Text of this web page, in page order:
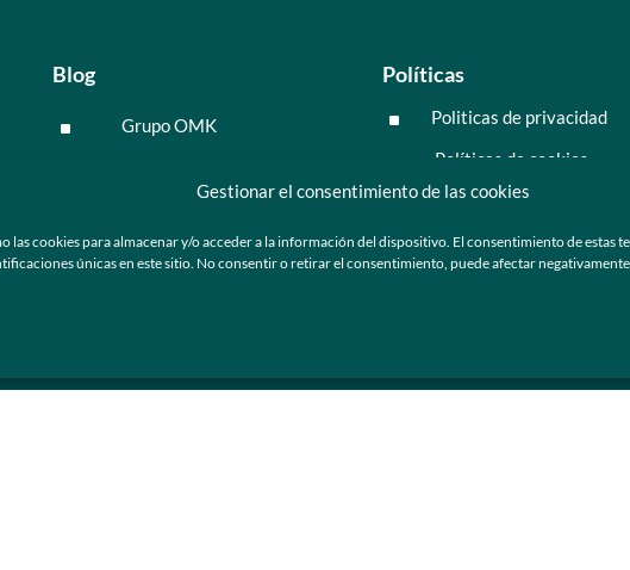
Gestionar el consentimiento de las cookies
las cookies para almacenar y/o acceder a la información del dispositivo. El consentimiento de estas
únicas en este sitio. No consentir o retirar el consentimiento, puede afectar
Blog
^ Grupo OMK
^ Tecnología
Políticas
^ Politicas de privacidad
Políticas de cookies
Preguntas frecuentes